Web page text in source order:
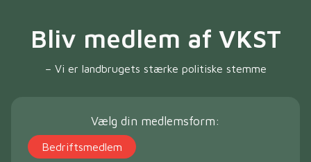
Bliv medlem af VKST
– Vi er landbrugets stærke politiske stemme
Vælg din medlemsform:
Bedriftsmedlem